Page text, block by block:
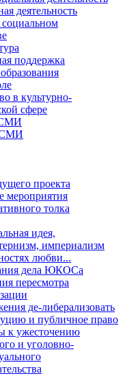
деятельность
поддержка
в культурно-
сфере
СМИ
СМИ
проекта
мероприятия
толка
идея,
империализм
любви...
дела ЮКОСа
пересмотра
де-либерализовать
и публичное право
к ужесточению
и уголовно-